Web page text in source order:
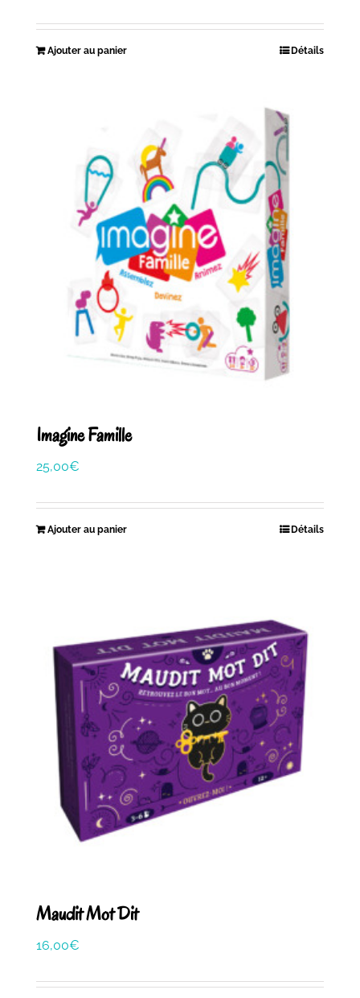
Ajouter au panier Détails
Imagine Famille
25,00€
Ajouter au panier Détails
Maudit Mot Dit
16,00€